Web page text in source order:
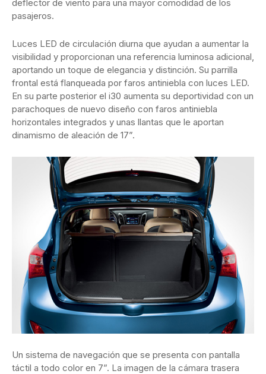
deflector de viento para una mayor comodidad de los
pasajeros.
Luces LED de circulación diurna que ayudan a aumentar la
visibilidad y proporcionan una referencia luminosa adicional,
aportando un toque de elegancia y distinción. Su parrilla
frontal está flanqueada por faros antiniebla con luces LED.
En su parte posterior el i30 aumenta su deportividad con un
parachoques de nuevo diseño con faros antiniebla
horizontales integrados y unas llantas que le aportan
dinamismo de aleación de 17”.
Un sistema de navegación que se presenta con pantalla
táctil a todo color en 7”. La imagen de la cámara trasera